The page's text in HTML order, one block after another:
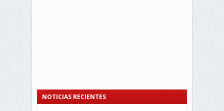
NOTICIAS RECIENTES